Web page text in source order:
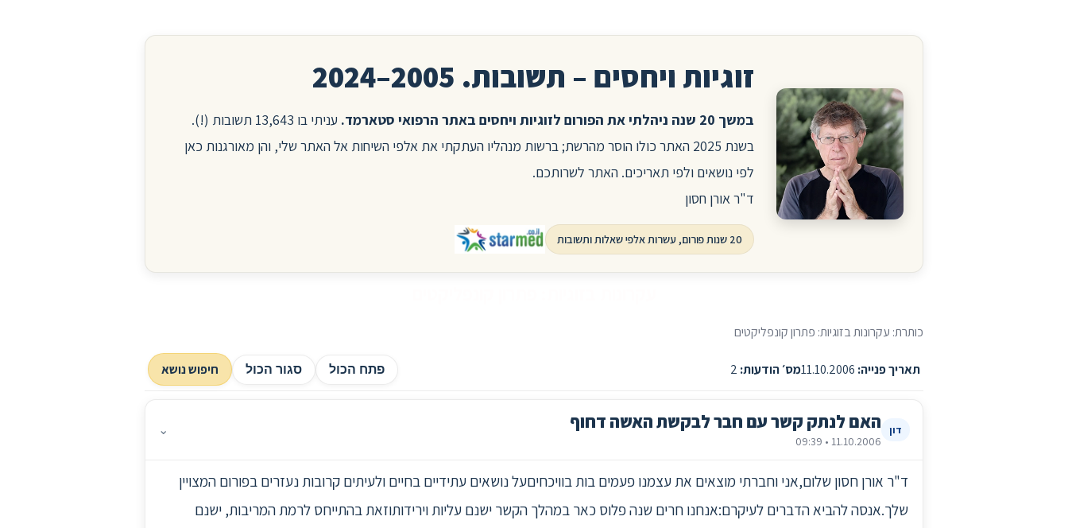
זוגיות ויחסים – תשובות. 2005–2024
במשך 20 שנה ניהלתי את הפורום לזוגיות ויחסים באתר הרפואי סטארמד.
עניתי בו 13,643 תשובות (!).
בשנת 2025 האתר כולו הוסר מהרשת; ברשות מנהליו העתקתי את אלפי השיחות אל האתר שלי, והן מאורגנות כאן
לפי נושאים ולפי תאריכים. האתר לשרותכם.
ד"ר אורן חסון
20 שנות פורום, עשרות אלפי שאלות ותשובות
כותרת: עקרונות בזוגיות: פתרון קונפליקטים
תאריך פנייה: מס׳ הודעות: פתח הכול סגור הכול חיפוש נושא
דון האם לנתק קשר עם חבר לבקשת האשה דחוף
11.10.2006 • 09:39
⌄
ד"ר אורן חסון שלום,אני וחברתי מוצאים את עצמנו פעמים בות בוויכחיםעל נושאים עתידיים בחיים ולעיתים קרובות נעזרים בפורום המצויין
שלך.אנסה להביא הדברים לעיקרם:אנחנו חרים שנה פלוס כאר במהלך הקשר ישנם עליות וירידותוזאת בהתייחס לרמת המריבות, ישנם